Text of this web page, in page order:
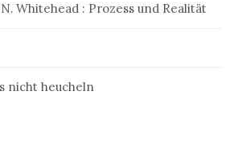
Whitehead : Prozess und Realität
nicht heucheln